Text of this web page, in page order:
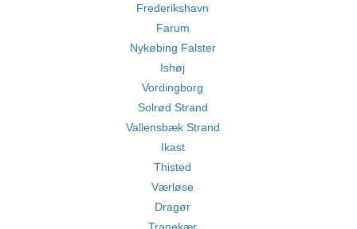
Frederikshavn
Farum
Nykøbing Falster
Ishøj
Vordingborg
Solrød Strand
Vallensbæk Strand
Ikast
Thisted
Værløse
Dragør